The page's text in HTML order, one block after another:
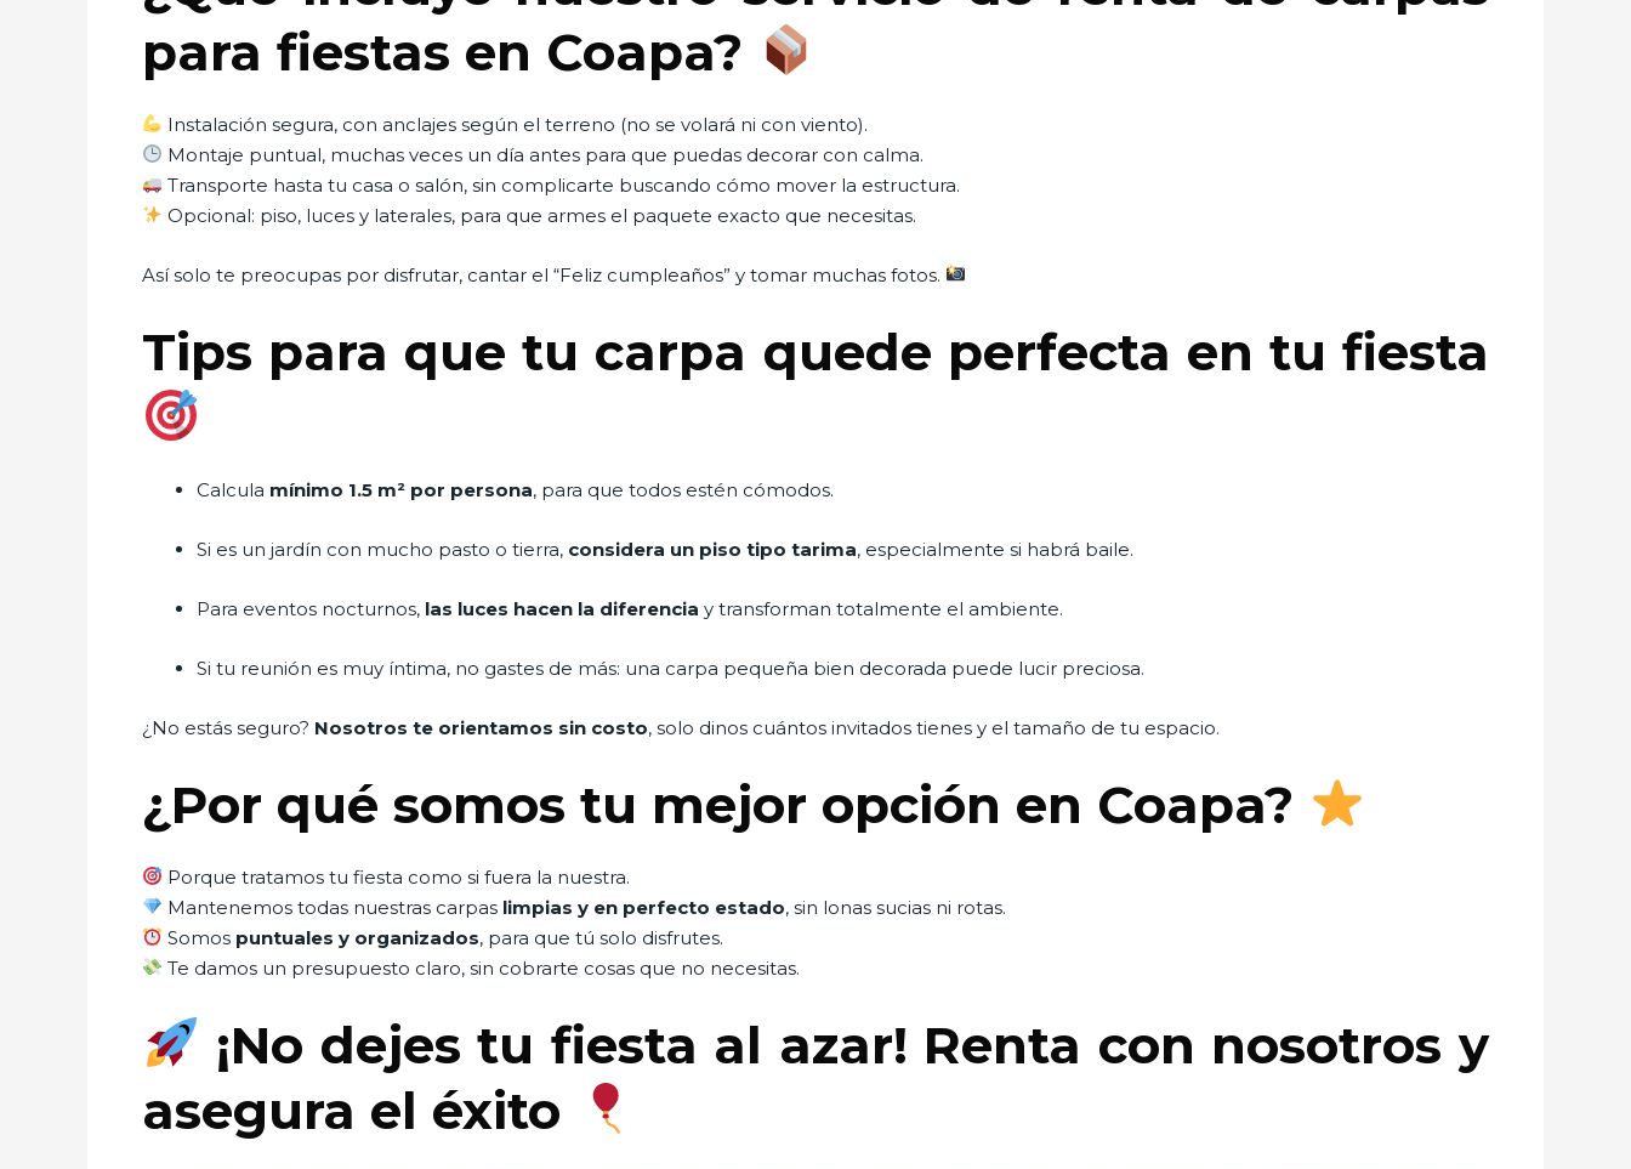
para fiestas en Coapa?
Instalación segura, con anclajes según el terreno (no se volará ni con viento).
Montaje puntual, muchas veces un día antes para que puedas decorar con calma.
Transporte hasta tu casa o salón, sin complicarte buscando cómo mover la estructura.
Opcional: piso, luces y laterales, para que armes el paquete exacto que necesitas.
Así solo te preocupas por disfrutar, cantar el “Feliz cumpleaños” y tomar muchas fotos.
Tips para que tu carpa quede perfecta en tu fiesta
Calcula mínimo 1.5 m² por persona, para que todos estén cómodos.
Si es un jardín con mucho pasto o tierra, considera un piso tipo tarima, especialmente si habrá baile.
Para eventos nocturnos, las luces hacen la diferencia y transforman totalmente el ambiente.
Si tu reunión es muy íntima, no gastes de más: una carpa pequeña bien decorada puede lucir preciosa.
¿No estás seguro? Nosotros te orientamos sin costo, solo dinos cuántos invitados tienes y el tamaño de tu espacio.
¿Por qué somos tu mejor opción en Coapa?
Porque tratamos tu fiesta como si fuera la nuestra.
Mantenemos todas nuestras carpas limpias y en perfecto estado, sin lonas sucias ni rotas.
Somos puntuales y organizados, para que tú solo disfrutes.
Te damos un presupuesto claro, sin cobrarte cosas que no necesitas.
¡No dejes tu fiesta al azar! Renta con nosotros y
asegura el éxito